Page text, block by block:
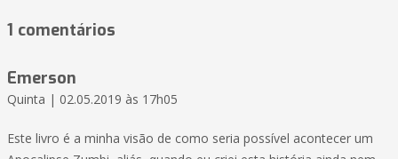
1 comentários
Emerson
Quinta | 02.05.2019 às 17h05
Este livro é a minha visão de como seria possível acontecer um